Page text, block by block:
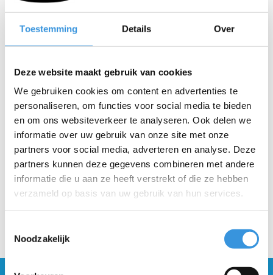
Toestemming Details Over
Deze website maakt gebruik van cookies
We gebruiken cookies om content en advertenties te
personaliseren, om functies voor social media te bieden
en om ons websiteverkeer te analyseren. Ook delen we
informatie over uw gebruik van onze site met onze
partners voor social media, adverteren en analyse. Deze
partners kunnen deze gegevens combineren met andere
informatie die u aan ze heeft verstrekt of die ze hebben
verzameld op basis van uw gebruik van hun services.
Noodzakelijk
- +
Beschrijving
Montage instructies: Denk eraan dat de linkerwielbout (4663)
tegen de klok in vast draait en rechtsom los draait.